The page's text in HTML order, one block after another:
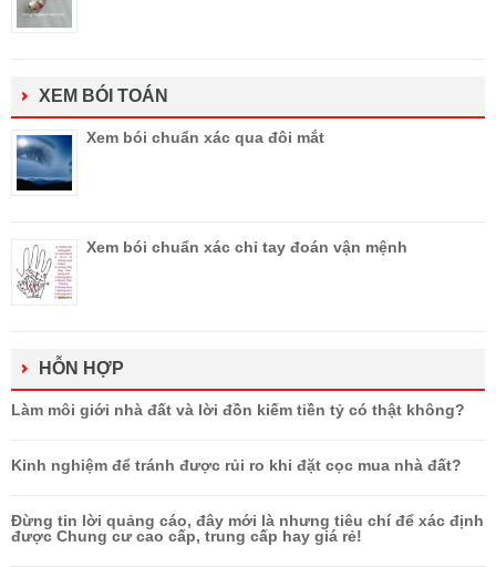
XEM BÓI TOÁN
Xem bói chuẩn xác qua đôi mắt
Xem bói chuẩn xác chỉ tay đoán vận mệnh
HỖN HỢP
Làm môi giới nhà đất và lời đồn kiếm tiền tỷ có thật không?
Kinh nghiệm để tránh được rủi ro khi đặt cọc mua nhà đất?
Đừng tin lời quảng cáo, đây mới là nhưng tiêu chí để xác định
được Chung cư cao cấp, trung cấp hay giá rẻ!